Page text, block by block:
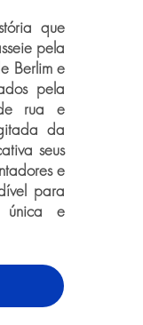
que
pela
Berlim e
pela
rua e
da
seus
e
para
única e